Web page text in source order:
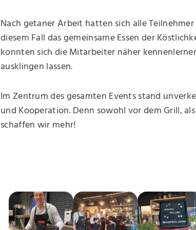
Nach getaner Arbeit hatten sich alle
diesem Fall das gemeinsame Essen der
konnten sich die Mitarbeiter näher
ausklingen lassen.
Im Zentrum des gesamten Events stand
und Kooperation. Denn sowohl vor dem Grill,
schaffen wir mehr!